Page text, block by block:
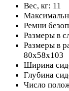
Вес, кг: 11
Ремни
Размеры в
Размеры в
80х58х103
Ширина
Глубина
Число